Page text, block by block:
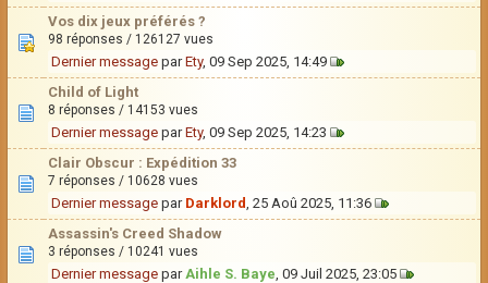
Vos dix jeux préférés ?
98 réponses / 126127 vues
Dernier message parEty, 09 Sep 2025, 14:49
Child of Light
8 réponses / 14153 vues
Dernier message parEty, 09 Sep 2025, 14:23
Clair Obscur : Expédition 33
7 réponses / 10628 vues
Dernier message par Darklord, 25 Aoû 2025, 11:36
Assassin's Creed Shadow
3 réponses / 10241 vues
Dernier message parAihle S. Baye, 09 Juil 2025, 23:05